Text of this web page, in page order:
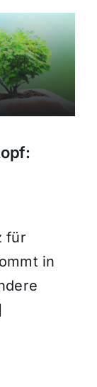
für
in